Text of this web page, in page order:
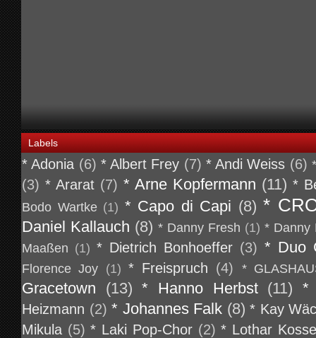
Labels
* Adonia (6) * Albert Frey (7) * Andi Weiss (6)
(3) * Ararat (7) * Arne Kopfermann (11) *
Bodo Wartke (1) * Capo di Capi (8) *
Daniel Kallauch (8) * Danny Fresh (1) * Danny
Maaßen (1) * Dietrich Bonhoeffer (3) * Duo
Florence Joy (1) * Freispruch (4) *
Gracetown (13) * Hanno Herbst (11) *
Heizmann (2) * Johannes Falk (8) * Kay
Mikula (5) * Laki Pop-Chor (2) * Lothar Kosse